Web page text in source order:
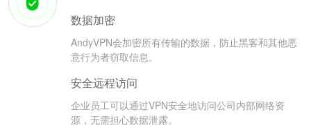
数据加密
AndyVPN会加密所有传输的数据，防止黑客和其他恶
意行为者窃取信息。
安全远程访问
企业员工可以通过VPN安全地访问公司内部网络资
源，无需担心数据泄露。